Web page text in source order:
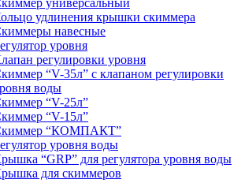
удлинения крышки скиммера
навесные
уровня
регулировки уровня
“V-35л” с клапаном регулировки
воды
“V-25л”
“V-15л”
“КОМПАКТ”
уровня воды
“GRP” для регулятора уровня воды
для скиммеров